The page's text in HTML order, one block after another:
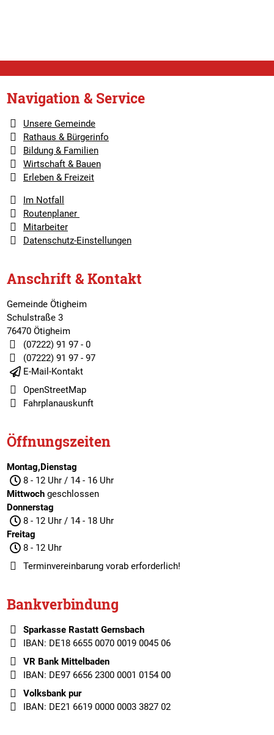
Navigation & Service
Unsere Gemeinde
Rathaus & Bürgerinfo
Bildung & Familien
Wirtschaft & Bauen
Erleben & Freizeit
Im Notfall
Routenplaner
Mitarbeiter
Datenschutz-Einstellungen
Anschrift & Kontakt
Gemeinde Ötigheim
Schulstraße 3
76470 Ötigheim
(07222) 91 97 - 0
(07222) 91 97 - 97
E-Mail-Kontakt
OpenStreetMap
Fahrplanauskunft
Öffnungszeiten
Montag,Dienstag
8 - 12 Uhr / 14 - 16 Uhr
Mittwochgeschlossen
Donnerstag
8 - 12 Uhr / 14 - 18 Uhr
Freitag
8 - 12 Uhr
Terminvereinbarungvorab erforderlich!
Bankverbindung
Sparkasse Rastatt Gernsbach
IBAN: DE18 6655 0070 0019 0045 06
VR Bank Mittelbaden
IBAN: DE97 6656 2300 0001 0154 00
Volksbank pur
IBAN: DE21 6619 0000 0003 3827 02